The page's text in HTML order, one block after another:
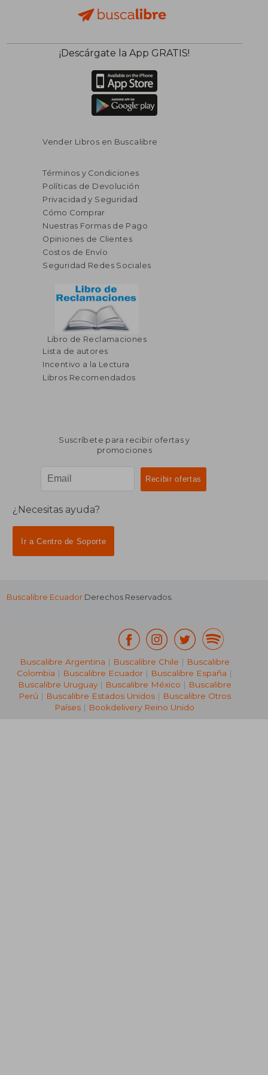
$ 119.24 45%
dcto.
45%
dcto.
$ 64.70
$ 35.59
¡Descárgate la App GRATIS!
Vender Libros en Buscalibre
Términos y Condiciones
Políticas de Devolución
Privacidad y Seguridad
Cómo Comprar
Nuestras Formas de Pago
Opiniones de Clientes
Costos de Envío
Seguridad Redes Sociales
Libro de Reclamaciones
Lista de autores
Incentivo a la Lectura
Libros Recomendados
Suscríbete para recibir ofertas y
promociones
¿Necesitas ayuda?
Ir a Centro de Soporte
Buscalibre Ecuador Derechos Reservados.
Buscalibre Argentina | Buscalibre Chile | Buscalibre
Colombia | Buscalibre Ecuador | Buscalibre España |
Buscalibre Uruguay| Buscalibre México | Buscalibre
Perú | Buscalibre Estados Unidos| Buscalibre Otros
Países | Bookdelivery Reino Unido